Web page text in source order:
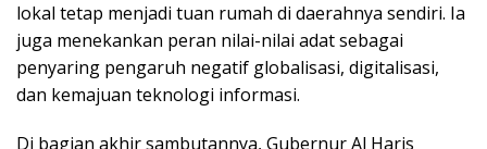
lokal tetap menjadi tuan rumah di daerahnya sendiri. Ia
juga menekankan peran nilai-nilai adat sebagai
penyaring pengaruh negatif globalisasi, digitalisasi,
dan kemajuan teknologi informasi.
Di bagian akhir sambutannya, Gubernur Al Haris